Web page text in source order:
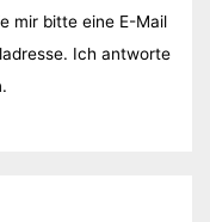
mir bitte eine E-Mail
Ich antworte